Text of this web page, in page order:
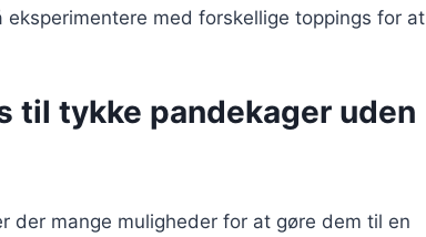
med forskellige toppings for at
til tykke pandekager uden
der mange muligheder for at gøre dem til en